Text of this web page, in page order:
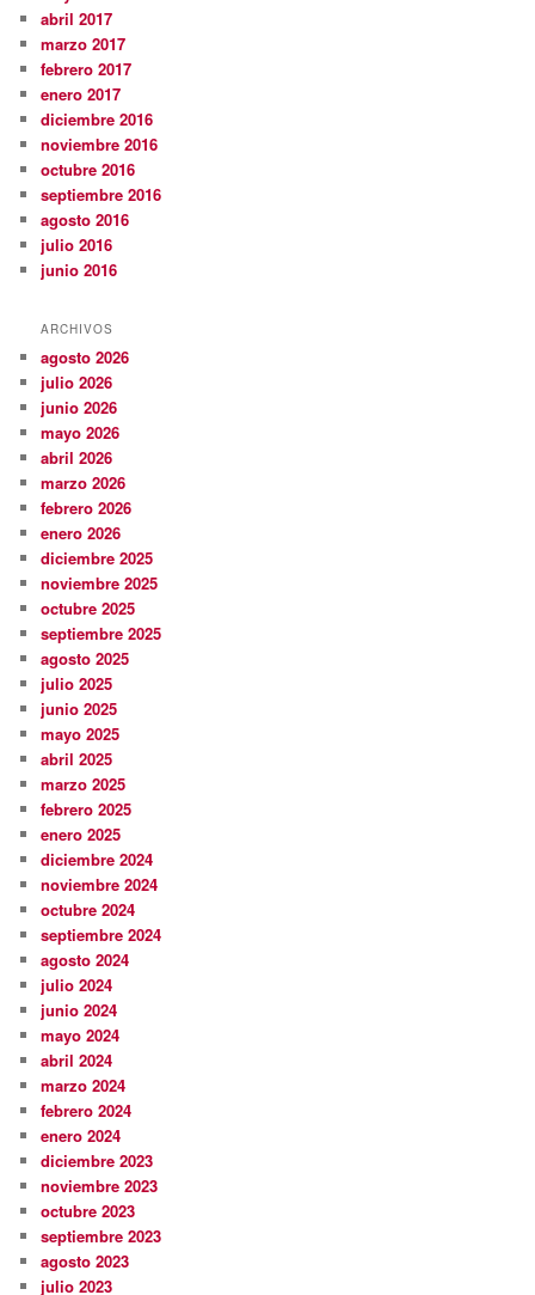
abril 2017
marzo 2017
febrero 2017
enero 2017
diciembre 2016
noviembre 2016
octubre 2016
septiembre 2016
agosto 2016
julio 2016
junio 2016
ARCHIVOS
agosto 2026
julio 2026
junio 2026
mayo 2026
abril 2026
marzo 2026
febrero 2026
enero 2026
diciembre 2025
noviembre 2025
octubre 2025
septiembre 2025
agosto 2025
julio 2025
junio 2025
mayo 2025
abril 2025
marzo 2025
febrero 2025
enero 2025
diciembre 2024
noviembre 2024
octubre 2024
septiembre 2024
agosto 2024
julio 2024
junio 2024
mayo 2024
abril 2024
marzo 2024
febrero 2024
enero 2024
diciembre 2023
noviembre 2023
octubre 2023
septiembre 2023
agosto 2023
julio 2023